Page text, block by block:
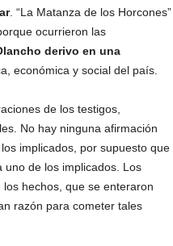
. “La Matanza de los Horcones”
ocurrieron las
derivo en una
económica y social del país.
de los testigos,
No hay ninguna afirmación
implicados, por supuesto que
de los implicados. Los
hechos, que se enteraron
razón para cometer tales